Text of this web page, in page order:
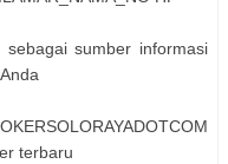
sebagai sumber informasi
terbaru